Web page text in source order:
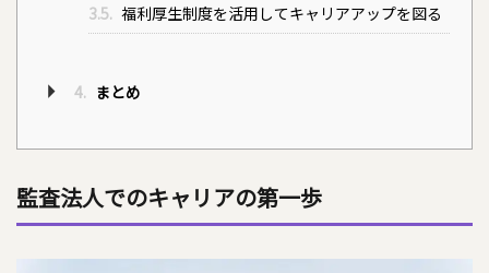
3.5. 福利厚生制度を活用してキャリアアップを図る
4. まとめ
監査法人でのキャリアの第一歩